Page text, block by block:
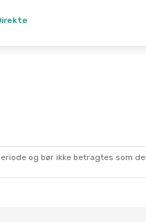
-
og bør ikke betragtes som